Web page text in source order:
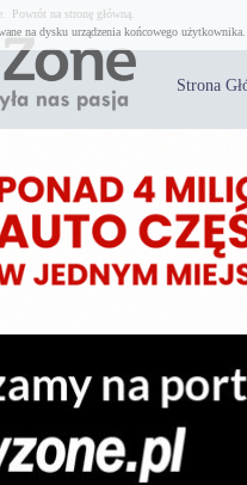
na dysku urządzenia końcowego
. Powrót na stronę główną.
Strona